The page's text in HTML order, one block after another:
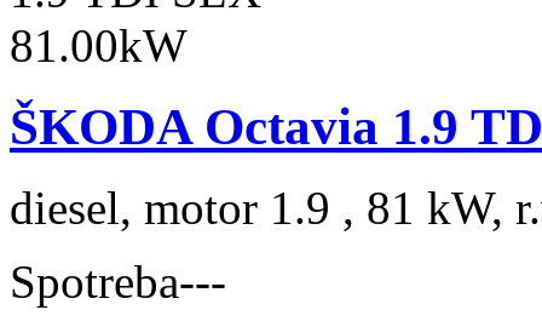
ŠKODA Octavia 1.9
diesel, motor 1.9 , 81 kW,
Spotreba---